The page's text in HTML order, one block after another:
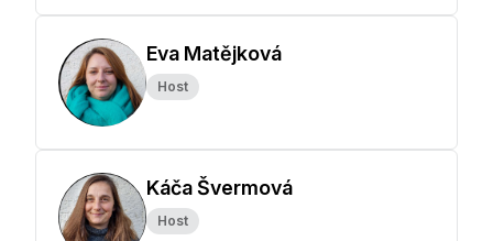
Eva Matějková
Host
Káča Švermová
Host